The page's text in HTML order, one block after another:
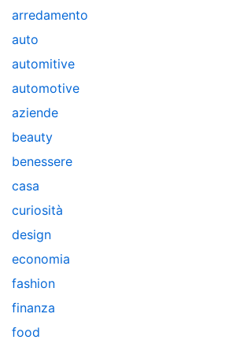
arredamento
auto
automitive
automotive
aziende
beauty
benessere
casa
curiosità
design
economia
fashion
finanza
food